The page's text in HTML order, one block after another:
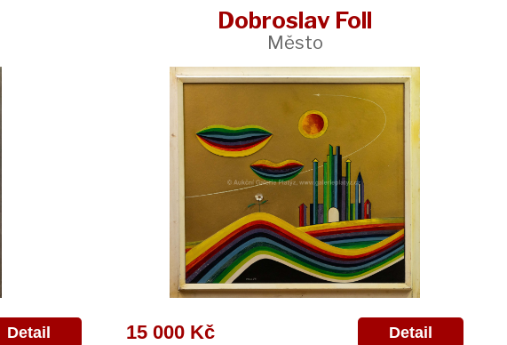
Detail
Dobroslav Foll
Město
15 000 Kč Detail